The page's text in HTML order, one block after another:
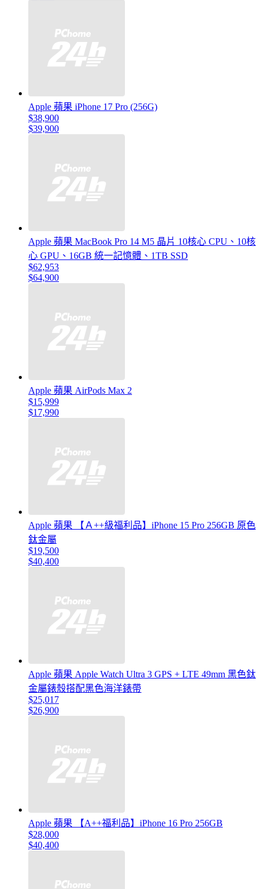
Apple 蘋果 iPhone 17 Pro (256G)
$38,900
$39,900
Apple 蘋果 MacBook Pro 14 M5 晶片 10核心 CPU、10核
心 GPU、16GB 統一記憶體、1TB SSD
$62,953
$64,900
Apple 蘋果 AirPods Max 2
$15,999
$17,990
Apple 蘋果 【Ａ++級福利品】iPhone 15 Pro 256GB 原色
鈦金屬
$19,500
$40,400
Apple 蘋果 Apple Watch Ultra 3 GPS + LTE 49mm 黑色鈦
金屬錶殼搭配黑色海洋錶帶
$25,017
$26,900
Apple 蘋果 【A++福利品】iPhone 16 Pro 256GB
$28,000
$40,400